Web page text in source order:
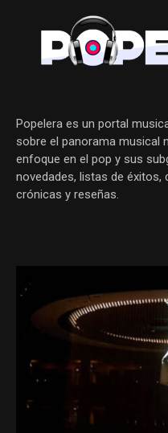
Popelera es un portal
sobre el panorama musical
enfoque en el pop y sus
novedades, listas de
crónicas y reseñas.